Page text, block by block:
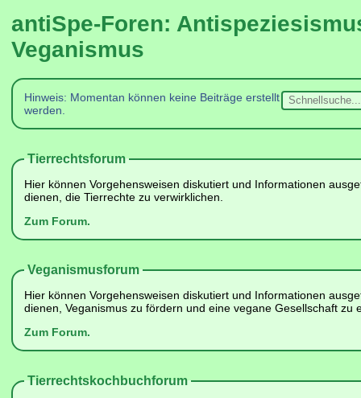
antiSpe-Foren:
Veganismus
Hinweis: Momentan können keine Beiträge erstellt
werden.
Tierrechtsforum
Hier können Vorgehensweisen diskutiert und Informationen
dienen, die Tierrechte zu verwirklichen.
Zum Forum.
Veganismusforum
Hier können Vorgehensweisen diskutiert und Informationen
dienen, Veganismus zu fördern und eine vegane Gesellschaft zu
Zum Forum.
Tierrechtskochbuchforum